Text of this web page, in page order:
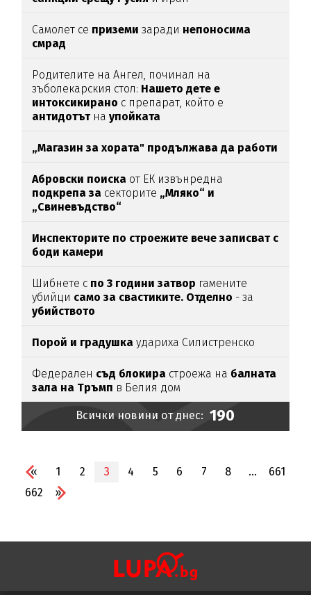
Самолет се приземи заради непоносима
смрад
Родителите на Ангел, починал на
зъболекарския стол: Нашето дете е
интоксикирано с препарат, който е
антидотътнаупойката
„Магазин за хората" продължава да работи
Абровски поиска от ЕК извънредна
подкрепа за секторите „Мляко“ и
„Свиневъдство“
Инспекторите по строежите вече записват с
боди камери
Шибнете с по 3 години затвор гамените
убийци само за свастиките. Отделно - за
убийството
Порой и градушка удариха Силистренско
Федерален съд блокира строежа на балната
зала на Тръмп в Белия дом
Всички новини от днес: 190
« 1 2 3 4 5 6 7 8 ...
661
662
»